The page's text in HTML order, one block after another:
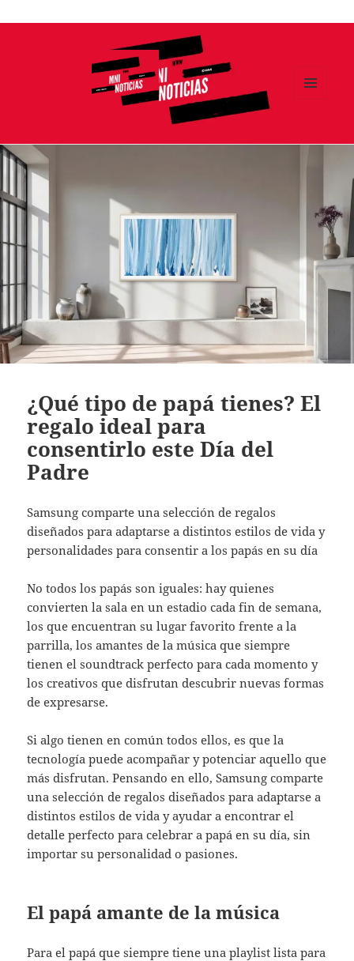
Ir
¿Qué tipo de papá tienes? El
regalo ideal para
consentirlo este Día del
Padre
Samsung comparte una selección de regalos
diseñados para adaptarse a distintos estilos de vida y
personalidades para consentir a los papás en su día
No todos los papás son iguales: hay quienes
convierten la sala en un estadio cada fin de semana,
los que encuentran su lugar favorito frente a la
parrilla, los amantes de la música que siempre
tienen el soundtrack perfecto para cada momento y
los creativos que disfrutan descubrir nuevas formas
de expresarse.
Si algo tienen en común todos ellos, es que la
tecnología puede acompañar y potenciar aquello que
más disfrutan. Pensando en ello, Samsung comparte
una selección de regalos diseñados para adaptarse a
distintos estilos de vida y ayudar a encontrar el
detalle perfecto para celebrar a papá en su día, sin
importar su personalidad o pasiones.
El papá amante de la música
Para el papá que siempre tiene una playlist lista para